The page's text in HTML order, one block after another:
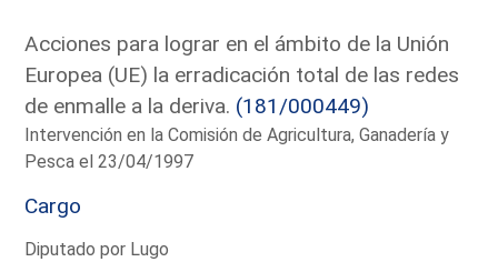
Acciones para lograr en el ámbito de la Unión
Europea (UE) la erradicación total de las redes
de enmalle a la deriva. (181/000449)
Intervención en la Comisión de Agricultura, Ganadería y
Pesca el 23/04/1997
Cargo
Diputado por Lugo